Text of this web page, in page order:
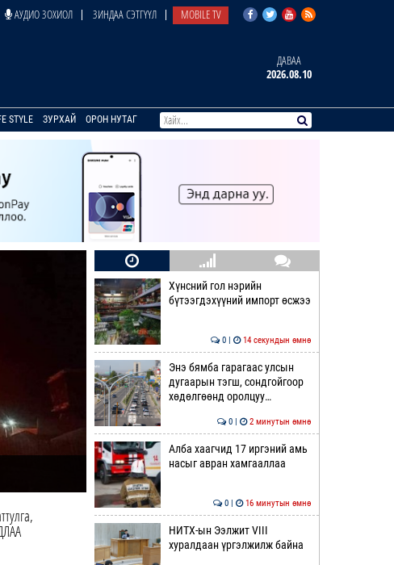
АУДИО ЗОХИОЛ ЗИНДАА СЭТГҮҮЛ MOBILE TV
ДАВАА
2026.08.10
STYLE ЗУРХАЙ ОРОН НУТАГ
Хүнсний гол нэрийн
бүтээгдэхүүний импорт өсжээ
0 | 14 секундын өмнө
Энэ бямба гарагаас улсын
дугаарын тэгш, сондгойгоор
хөдөлгөөнд оролцуу…
0 | 2 минутын өмнө
Алба хаагчид 17 иргэний амь
насыг авран хамгааллаа
0 | 16 минутын өмнө
НИТХ-ын Ээлжит VIII
хуралдаан үргэлжилж байна